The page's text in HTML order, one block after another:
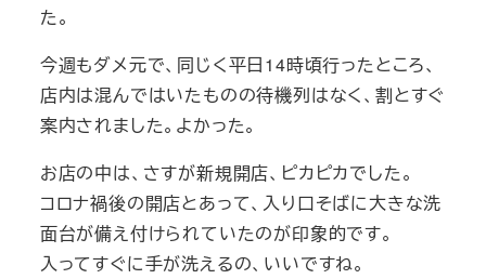
た。
今週もダメ元で、同じく平日14時頃行ったところ、
店内は混んではいたものの待機列はなく、割とすぐ
案内されました。よかった。
お店の中は、さすが新規開店、ピカピカでした。
コロナ禍後の開店とあって、入り口そばに大きな洗
面台が備え付けられていたのが印象的です。
入ってすぐに手が洗えるの、いいですね。